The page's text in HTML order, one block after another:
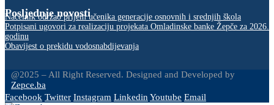
Posljednje novosti
Načelnik održao prijem učenika generacije osnovnih i srednjih škola
Potpisani ugovori za realizaciju projekata Omladinske banke Žepče za 2026.
godinu
Obavijest o prekidu vodosnabdijevanja
@2025 – All Right Reserved. Designed and Developed by
Zepce.ba
Facebook Twitter Instagram LinkedinYoutube Email